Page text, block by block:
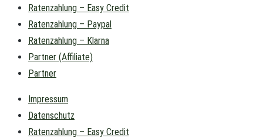
Ratenzahlung – Easy Credit
Ratenzahlung – Paypal
Ratenzahlung – Klarna
Partner (Affiliate)
Partner
Impressum
Datenschutz
Ratenzahlung – Easy Credit